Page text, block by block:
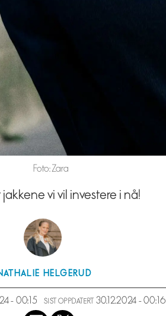
Foto: Zara
vi vil investere i nå!
HELGERUD
- 00:15 SIST OPPDATERT 30.12.2024 - 00:16